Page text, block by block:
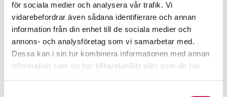
för sociala medier och analysera vår trafik. Vi
vidarebefordrar även sådana identifierare och annan
information från din enhet till de sociala medier och
annons- och analysföretag som vi samarbetar med.
Dessa kan i sin tur kombinera informationen med annan
information som du har tillhandahållit eller som de har